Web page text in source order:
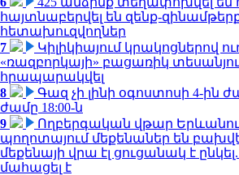
հայտնաբերվել են զենք-
հետախուզվողներ
7
Կիլիկիայում կրակոցներով
«ռազբորկայի» բացառիկ
հրապարակվել
8
Գազ չի լինի օգոստոսի 4-ին
ժամը 18:00-ն
9
Ողբերգական վթար
պողոտայում մեքենաներ են
մեքենայի վրա էլ ցուցանակ է
մահացել է